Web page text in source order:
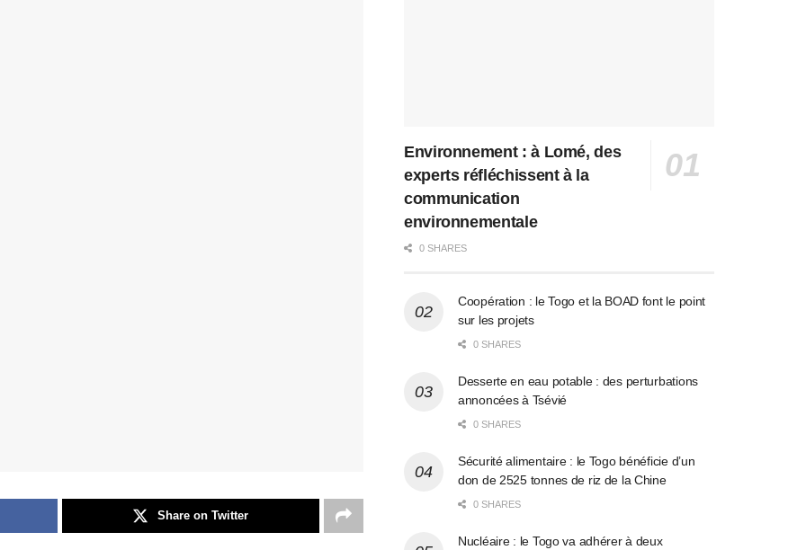
Share on Twitter
Environnement : à Lomé, des
experts réfléchissent à la
communication
environnementale
0 SHARES
Coopération : le Togo et la BOAD font le point
sur les projets
0 SHARES
Desserte en eau potable : des perturbations
annoncées à Tsévié
0 SHARES
Sécurité alimentaire : le Togo bénéficie d’un
don de 2525 tonnes de riz de la Chine
0 SHARES
Nucléaire : le Togo va adhérer à deux